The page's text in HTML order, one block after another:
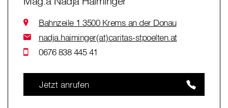
Bahnzeile 1 3500 Krems an der Donau
nadja.haiminger(at)caritas-stpoelten.at
0676 838 445 41
Jetzt anrufen